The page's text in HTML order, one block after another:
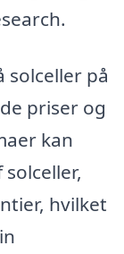
solceller på
priser og
kan
hvilket